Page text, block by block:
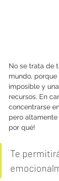
No se trata de
mundo,
imposible y
recursos. En
concentrarse
pero altamente
por qué!
Te